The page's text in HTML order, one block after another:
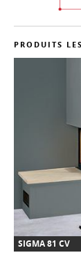
PRODUITS
SIGMA 81 CV